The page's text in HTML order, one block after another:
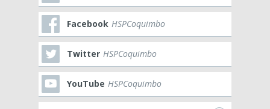
Facebook HSPCoquimbo
Twitter HSPCoquimbo
YouTube HSPCoquimbo